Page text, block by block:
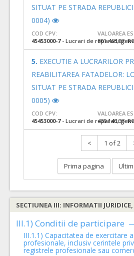
SITUAT PE STRADA
0004)
COD CPV:
45453000-7- Lucrari de reparatii
VALOAREA
801.463,82
5. EXECUTIE A LUCRARILOR
REABILITAREA FATADELOR:
SITUAT PE STRADA
0005)
COD CPV:
45453000-7- Lucrari de reparatii
VALOAREA
439.140,33
< 1 of 2
Prima pagina
III.1) Conditii de participare
III.1.1) Capacitatea de exercitare
profesionale, inclusiv cerintele
registrele profesionale sau